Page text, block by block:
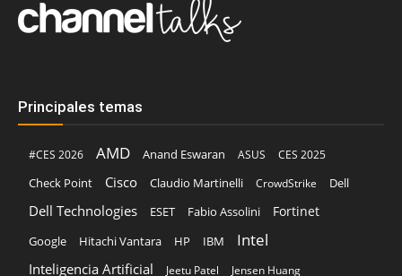
Principales temas
#CES 2026 AMD Anand Eswaran ASUS
CES 2025
Check Point
Cisco Claudio Martinelli CrowdStrike Dell
Dell Technologies ESET Fabio Assolini Fortinet
Google Hitachi Vantara HP IBM Intel
Inteligencia Artificial Jeetu Patel Jensen Huang